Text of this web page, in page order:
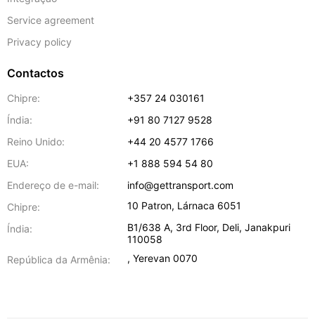
Service agreement
Privacy policy
Contactos
Chipre:
+357 24 030161
Índia:
+91 80 7127 9528
Reino Unido:
+44 20 4577 1766
EUA:
+1 888 594 54 80
Endereço de e-mail:
info@gettransport.com
Chipre:
10 Patron, Lárnaca 6051
Índia:
B1/638 A, 3rd Floor, Deli,Janakpuri
110058
República da Armênia:
,Yerevan 0070